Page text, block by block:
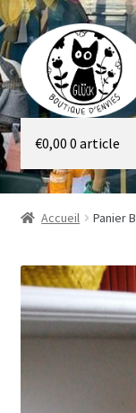
Aller
à
la
navigation
Aller
au
contenu
Galerie
Boutique
€0,00 0 article
Accueil Panier